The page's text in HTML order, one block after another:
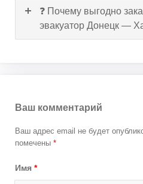
❓ Почему выгодно
эвакуатор Донецк —
Ваш комментарий
Ваш адрес email не будет
помечены *
Имя *